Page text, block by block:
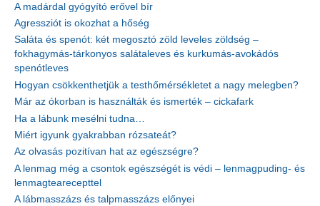
A madárdal gyógyító erővel bír
Agressziót is okozhat a hőség
Saláta és spenót: két megosztó zöld leveles zöldség –
fokhagymás-tárkonyos salátaleves és kurkumás-avokádós
spenótleves
Hogyan csökkenthetjük a testhőmérsékletet a nagy melegben?
Már az ókorban is használták és ismerték – cickafark
Ha a lábunk mesélni tudna…
Miért igyunk gyakrabban rózsateát?
Az olvasás pozitívan hat az egészségre?
A lenmag még a csontok egészségét is védi – lenmagpuding- és
lenmagtearecepttel
A lábmasszázs és talpmasszázs előnyei